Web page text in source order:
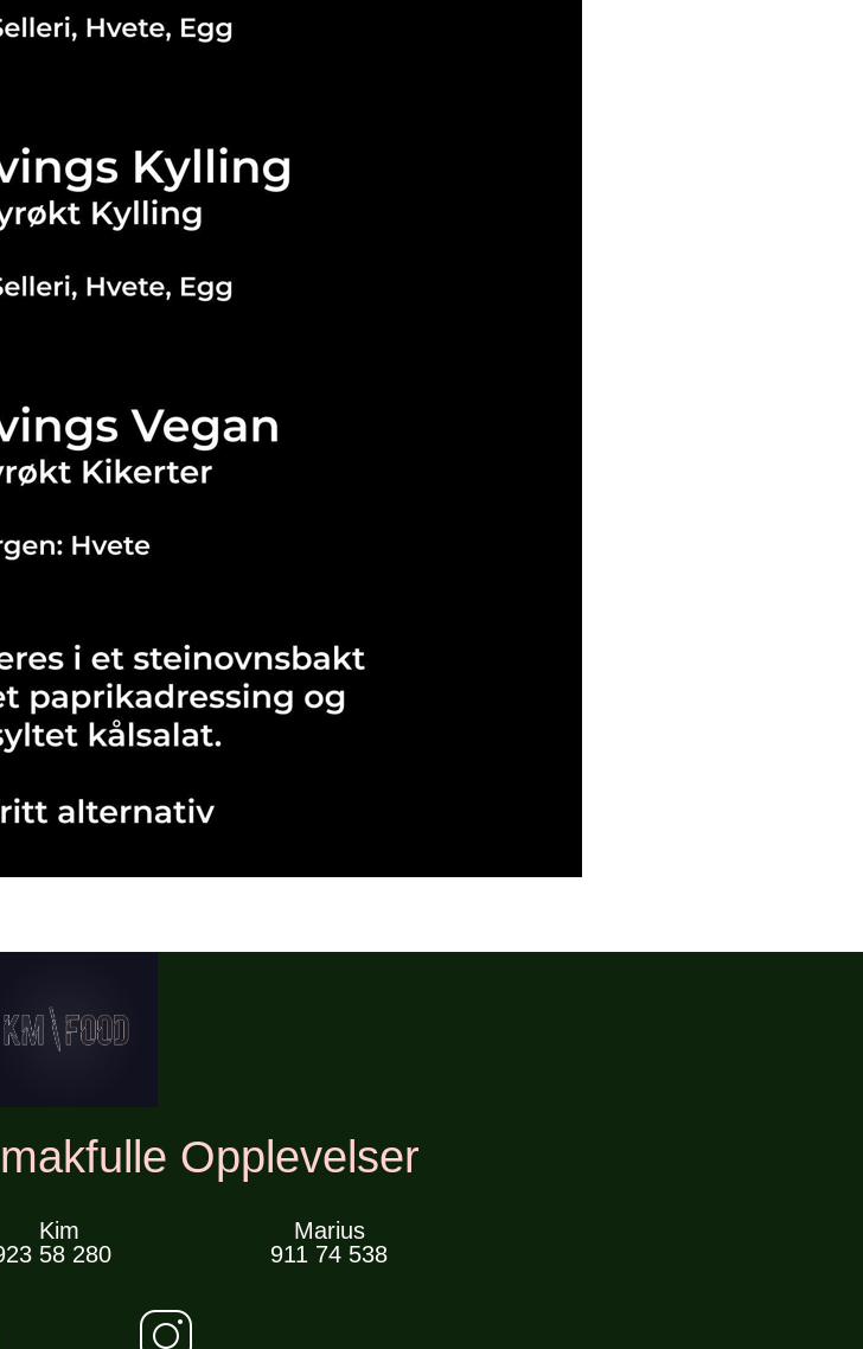
Opplevelser
Kim
58 280
Marius
911 74 538